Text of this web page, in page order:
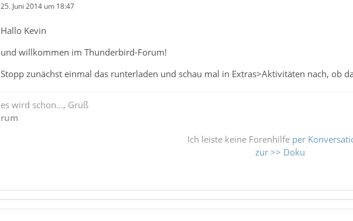
25. Juni 2014 um 18:47
Hallo Kevin
und willkommen im Thunderbird-Forum!
Stopp zunächst einmal das runterladen und schau mal in Extras>Aktivitäten nach, ob
es wird schon..., Gruß
rum
Ich leiste keine Forenhilfe per
zur >> Doku